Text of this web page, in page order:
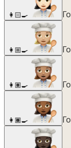
👩🏻‍🍳
👩🏼‍🍳
👩🏽‍🍳
👩🏾‍🍳